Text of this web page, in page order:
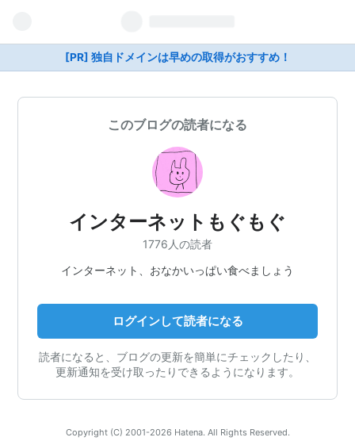
[PR] 独自ドメインは早めの取得がおすすめ！
このブログの読者になる
インターネットもぐもぐ
1776人の読者
インターネット、おなかいっぱい食べましょう
ログインして読者になる
読者になると、ブログの更新を簡単にチェックしたり、
更新通知を受け取ったりできるようになります。
Copyright (C) 2001-2026 Hatena. All Rights Reserved.